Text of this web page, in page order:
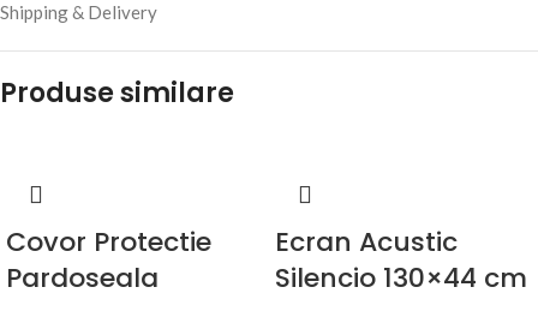
Shipping & Delivery
Produse similare
Covor Protectie
Pardoseala
Ecran Acustic
Silencio 130×44 cm